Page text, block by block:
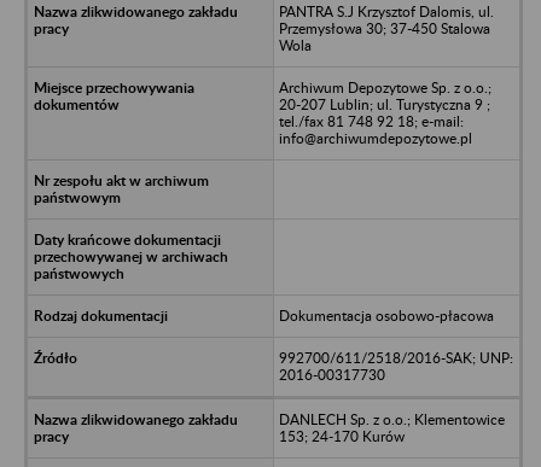
PANTRA S.J Krzysztof Dalomis, ul.
Przemysłowa 30; 37-450 Stalowa
Wola
Archiwum Depozytowe Sp. z o.o.;
20-207 Lublin; ul. Turystyczna 9 ;
tel./fax 81 748 92 18; e-mail:
info@archiwumdepozytowe.pl
Dokumentacja osobowo-płacowa
992700/611/2518/2016-SAK; UNP:
2016-00317730
DANLECH Sp. z o.o.; Klementowice
153; 24-170 Kurów